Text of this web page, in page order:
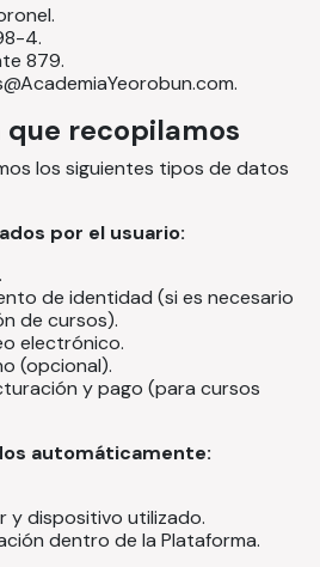
4.
879.
recopilamos
los siguientes tipos de datos
por el usuario:
de identidad (si es necesario
de cursos).
electrónico.
(opcional).
y pago (para cursos
automáticamente:
y dispositivo utilizado.
dentro de la Plataforma.